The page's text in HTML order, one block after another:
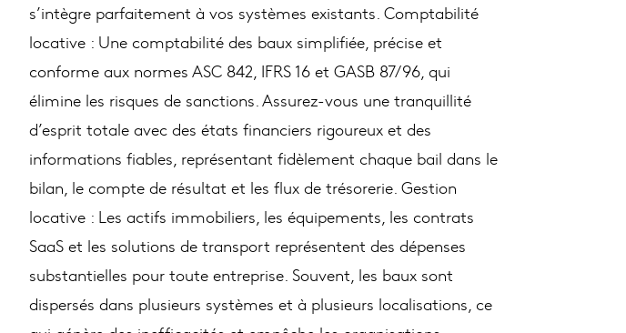
s’intègre parfaitement à vos systèmes existants. Comptabilité
locative : Une comptabilité des baux simplifiée, précise et
conforme aux normes ASC 842, IFRS 16 et GASB 87/96, qui
élimine les risques de sanctions. Assurez-vous une tranquillité
d’esprit totale avec des états financiers rigoureux et des
informations fiables, représentant fidèlement chaque bail dans le
bilan, le compte de résultat et les flux de trésorerie. Gestion
locative : Les actifs immobiliers, les équipements, les contrats
SaaS et les solutions de transport représentent des dépenses
substantielles pour toute entreprise. Souvent, les baux sont
dispersés dans plusieurs systèmes et à plusieurs localisations, ce